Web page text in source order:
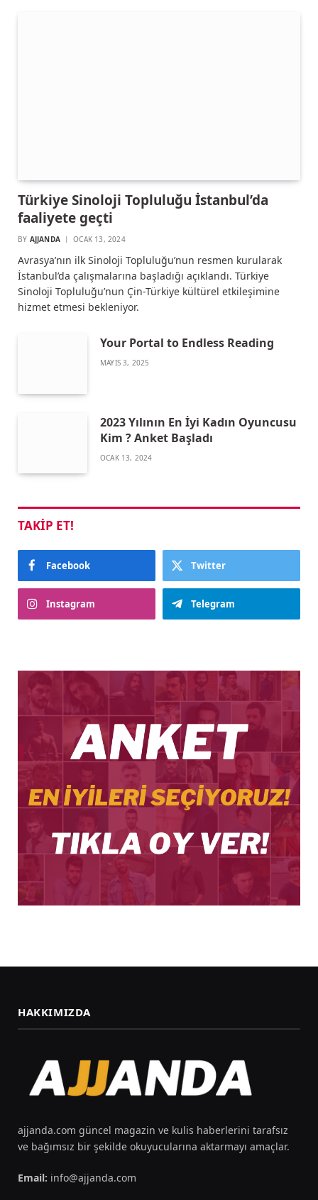
Türkiye Sinoloji Topluluğu İstanbul’da
faaliyete geçti
BY AJJANDA OCAK 13, 2024
Avrasya’nın ilk Sinoloji Topluluğu’nun resmen kurularak
İstanbul’da çalışmalarına başladığı açıklandı. Türkiye
Sinoloji Topluluğu’nun Çin-Türkiye kültürel etkileşimine
hizmet etmesi bekleniyor.
Your Portal to Endless Reading
MAYIS 3, 2025
2023 Yılının En İyi Kadın Oyuncusu
Kim ? Anket Başladı
OCAK 13, 2024
TAKIP ET!
Facebook Twitter
Instagram Telegram
HAKKIMIZDA
ajjanda.com güncel magazin ve kulis haberlerini tarafsız
ve bağımsız bir şekilde okuyucularına aktarmayı amaçlar.
Email: info@ajjanda.com